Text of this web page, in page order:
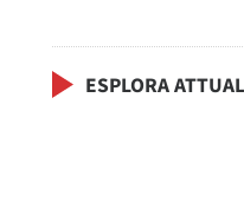
ESPLORA